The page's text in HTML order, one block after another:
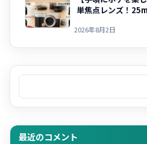
単焦点レンズ！
2026年8月2日
検索
最近のコメント